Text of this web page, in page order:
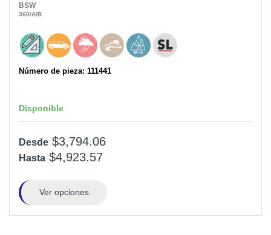
BSW
360/A/B
Número de pieza: 111441
Disponible
Desde $3,794.06
Hasta $4,923.57
Ver opciones